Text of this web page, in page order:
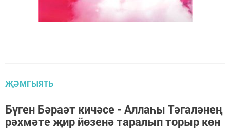
ҖӘМГЫЯТЬ
Бүген Бәраәт кичәсе - Аллаһы Тәгаләнең
рәхмәте җир йөзенә таралып торыр көн